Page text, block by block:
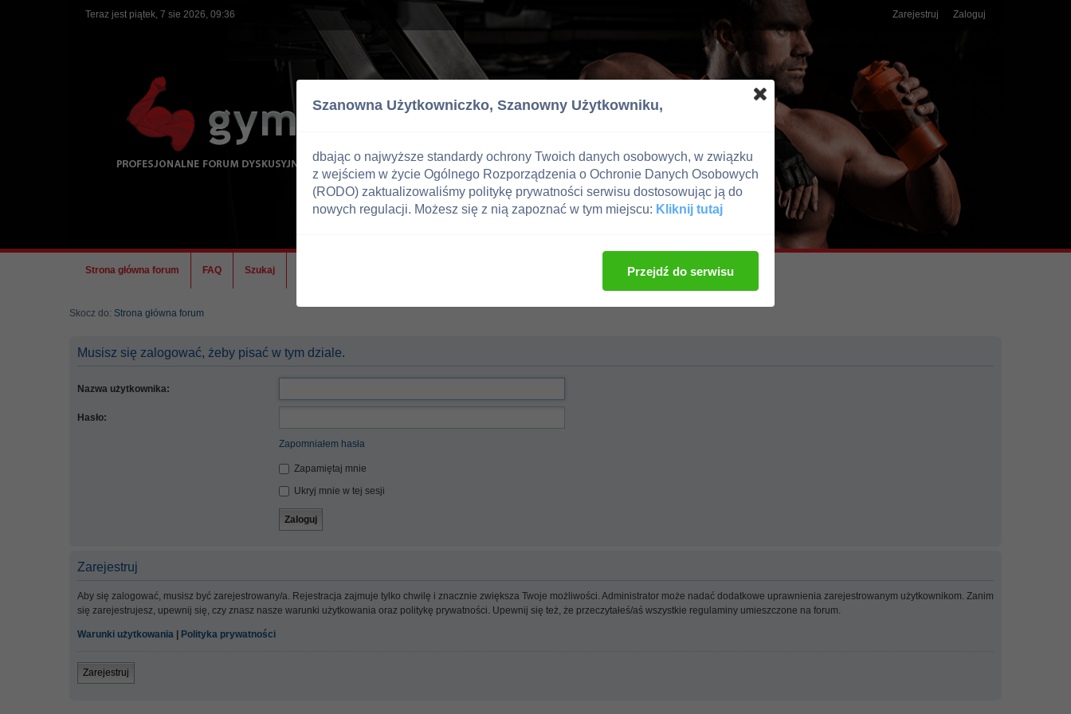
Teraz jest piątek, 7 sie 2026, 09:36 Zarejestruj Zaloguj
Strona główna forum FAQ Szukaj
Skocz do: Strona główna forum
Musisz się zalogować, żeby pisać w tym dziale.
Nazwa użytkownika:
Hasło:
Zapomniałem hasła
Zapamiętaj mnie
Ukryj mnie w tej sesji
Zarejestruj
Aby się zalogować, musisz być zarejestrowany/a. Rejestracja zajmuje tylko chwilę i znacznie zwiększa Twoje możliwości. Administrator może nadać dodatkowe uprawnienia zarejestrowanym użytkownikom. Zanim
się zarejestrujesz, upewnij się, czy znasz nasze warunki użytkowania oraz politykę prywatności. Upewnij się też, że przeczytałeś/aś wszystkie regulaminy umieszczone na forum.
Warunki użytkowania Polityka prywatności
Zarejestruj
Szanowna Użytkowniczko, Szanowny Użytkowniku,
dbając o najwyższe standardy ochrony Twoich danych osobowych, w związku
z wejściem w życie Ogólnego Rozporządzenia o Ochronie Danych Osobowych
(RODO) zaktualizowaliśmy politykę prywatności serwisu dostosowując ją do
nowych regulacji. Możesz się z nią zapoznać w tym miejscu: Kliknij tutaj
Przejdź do serwisu